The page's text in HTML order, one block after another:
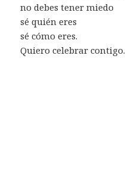
no debes tener miedo
sé quién eres
sé cómo eres.
Quiero celebrar contigo.